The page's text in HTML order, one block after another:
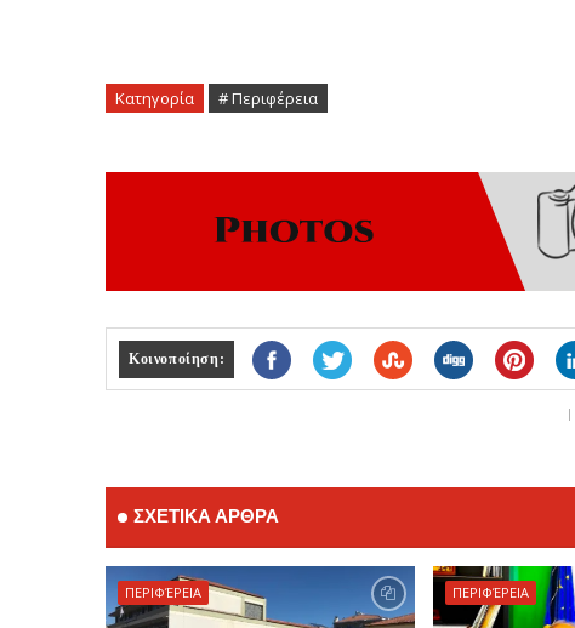
Κατηγορία # Περιφέρεια
Κοινοποίηση:
ΣΧΕΤΙΚΑ ΑΡΘΡΑ
ΠΕΡΙΦΈΡΕΙΑ ΠΕΡΙΦΈΡΕΙΑ